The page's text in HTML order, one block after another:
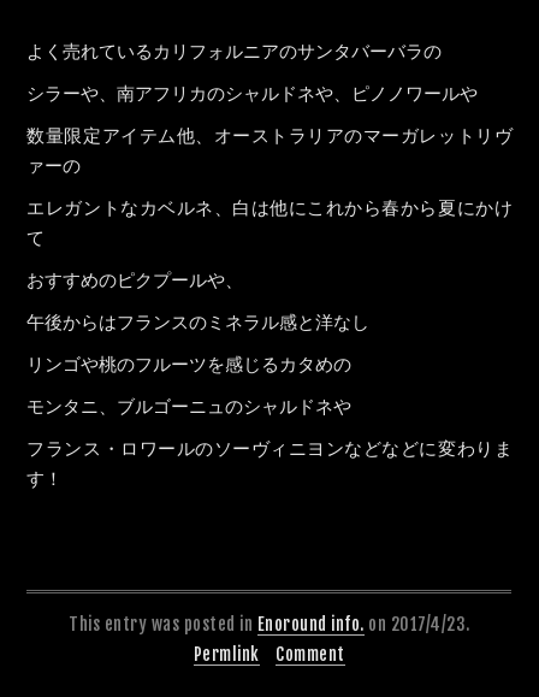
よく売れているカリフォルニアのサンタバーバラの
シラーや、南アフリカのシャルドネや、ピノノワールや
数量限定アイテム他、オーストラリアのマーガレットリヴ
ァーの
エレガントなカベルネ、白は他にこれから春から夏にかけ
て
おすすめのピクプールや、
午後からはフランスのミネラル感と洋なし
リンゴや桃のフルーツを感じるカタめの
モンタニ、ブルゴーニュのシャルドネや
フランス・ロワールのソーヴィニヨンなどなどに変わりま
す！
This entry was posted in Enoround info. on 2017/4/23.
Permlink
Comment